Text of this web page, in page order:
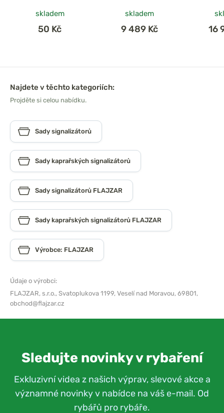
skladem
50 Kč
skladem
9 489 Kč 16
Najdete v těchto kategoriích:
Projděte si celou nabídku.
Sady signalizátorů
Sady kaprařských signalizátorů
Sady signalizátorů FLAJZAR
Sady kaprařských signalizátorů FLAJZAR
Výrobce: FLAJZAR
Údaje o výrobci:
FLAJZAR, s.r.o., Svatoplukova 1199, Veselí nad Moravou, 69801,
obchod@flajzar.cz
Sledujte novinky v rybaření
Exkluzivní videa z našich výprav, slevové akce a
významné novinky v nabídce na váš e-mail. Od
rybářů pro rybáře.